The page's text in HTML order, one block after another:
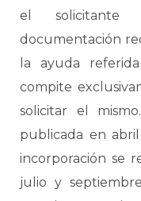
el
documentación
la ayuda
compite
solicitar el
publicada en
incorporación se
julio y